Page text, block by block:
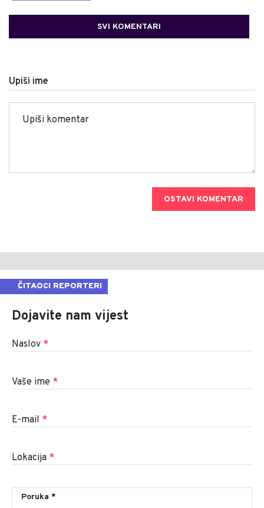
SVI KOMENTARI
Upiši ime
OSTAVI KOMENTAR
ČITAOCI REPORTERI
Dojavite nam vijest
Naslov *
Vaše ime *
E-mail *
Lokacija *